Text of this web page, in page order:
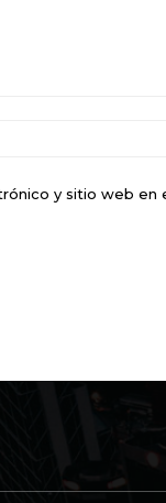
y sitio web